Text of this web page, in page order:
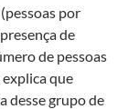
por
de
de pessoas
explica que
desse grupo de